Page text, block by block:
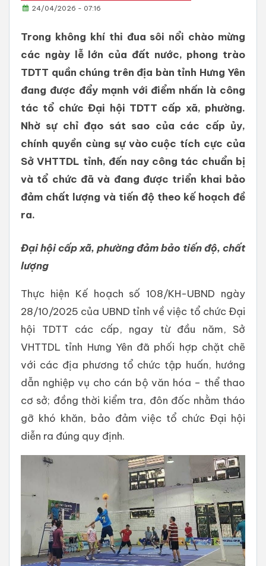
24/04/2026 - 07:16
Trong không khí thi đua sôi nổi chào mừng
các ngày lễ lớn của đất nước, phong trào
TDTT quần chúng trên địa bàn tỉnh Hưng Yên
đang được đẩy mạnh với điểm nhấn là công
tác tổ chức Đại hội TDTT cấp xã, phường.
Nhờ sự chỉ đạo sát sao của các cấp ủy,
chính quyền cùng sự vào cuộc tích cực của
Sở VHTTDL tỉnh, đến nay công tác chuẩn bị
và tổ chức đã và đang được triển khai bảo
đảm chất lượng và tiến độ theo kế hoạch đề
ra.
Đại hội cấp xã, phường đảm bảo tiến độ, chất
lượng
Thực hiện Kế hoạch số 108/KH-UBND ngày
28/10/2025 của UBND tỉnh về việc tổ chức Đại
hội TDTT các cấp, ngay từ đầu năm, Sở
VHTTDL tỉnh Hưng Yên đã phối hợp chặt chẽ
với các địa phương tổ chức tập huấn, hướng
dẫn nghiệp vụ cho cán bộ văn hóa – thể thao
cơ sở; đồng thời kiểm tra, đôn đốc nhằm tháo
gỡ khó khăn, bảo đảm việc tổ chức Đại hội
diễn ra đúng quy định.